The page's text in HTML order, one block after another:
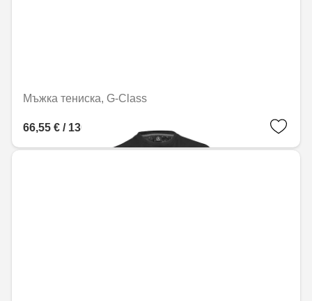
Мъжка тениска, G-Class
66,55 € / 130,16 лв.